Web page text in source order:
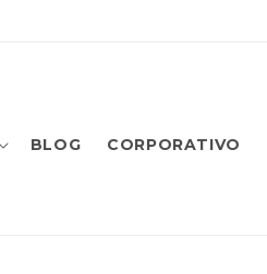
BLOG CORPORATIVO